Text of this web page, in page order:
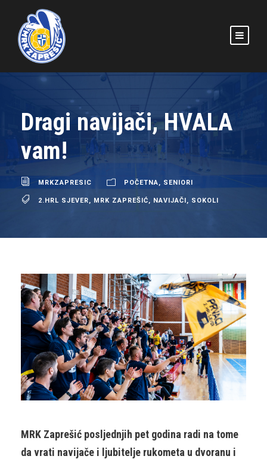
Dragi navijači, HVALA
vam!
MRKZAPRESIC POČETNA SENIORI
2.HRL SJEVER MRK ZAPREŠIĆ NAVIJAČI SOKOLI
MRK Zaprešić posljednjih pet godina radi na tome
da vrati navijače i ljubitelje rukometa u dvoranu i